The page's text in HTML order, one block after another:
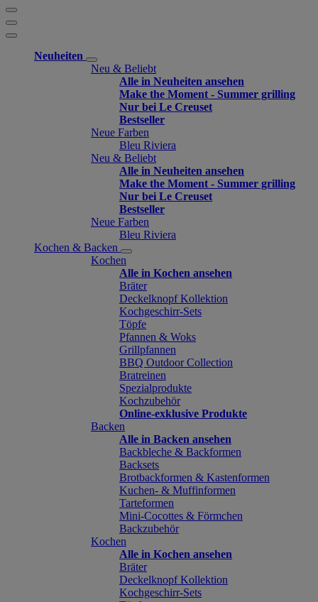
Neuheiten
Neu & Beliebt
Alle in Neuheiten ansehen
Make the Moment - Summer grilling
Nur bei Le Creuset
Bestseller
Neue Farben
Bleu Riviera
Neu & Beliebt
Alle in Neuheiten ansehen
Make the Moment - Summer grilling
Nur bei Le Creuset
Bestseller
Neue Farben
Bleu Riviera
Kochen & Backen
Kochen
Alle in Kochen ansehen
Bräter
Deckelknopf Kollektion
Kochgeschirr-Sets
Töpfe
Pfannen & Woks
Grillpfannen
BBQ Outdoor Collection
Bratreinen
Spezialprodukte
Kochzubehör
Online-exklusive Produkte
Backen
Alle in Backen ansehen
Backbleche & Backformen
Backsets
Brotbackformen & Kastenformen
Kuchen- & Muffinformen
Tarteformen
Mini-Cocottes & Förmchen
Backzubehör
Kochen
Alle in Kochen ansehen
Bräter
Deckelknopf Kollektion
Kochgeschirr-Sets